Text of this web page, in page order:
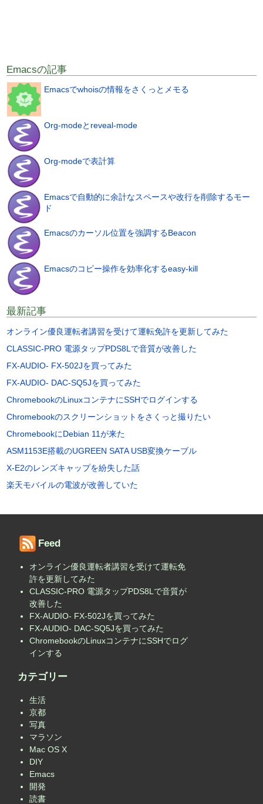
Emacsの記事
Emacsでwhoisの情報をさくっとメモる
Org-modeとreveal-mode
Org-modeで表計算
Emacsで自動的に余計なスペースや改行を削除するモー
ド
Emacsのカーソル位置を強調するBeacon
Emacsのコピー操作を効率化するeasy-kill
最新記事
オンライン優良運転者講習を受けて運転免許を更新してみた
CLASSIC-PRO 電源タップPDS8Lで音質が改善した
FX-AUDIO- FX-502Jを買ってみた
FX-AUDIO- DAC-SQ5Jを買ってみた
ChromebookのLinuxコンテナにSSHでログインする
Chromebookのスクリーンショットをさくっと撮りたい
ChromebookにDebian 11が来た
ASM1153E搭載のUGREEN SATA USB変換ケーブル
X-E2のレンズキャップを紛失した話
楽天モバイルの電波が改善していた
Feed
オンライン優良運転者講習を受けて運転免
許を更新してみた
CLASSIC-PRO 電源タップPDS8Lで音質が
改善した
FX-AUDIO- FX-502Jを買ってみた
FX-AUDIO- DAC-SQ5Jを買ってみた
ChromebookのLinuxコンテナにSSHでログ
インする
カテゴリー
生活
京都
写真
マラソン
Mac OS X
DIY
Emacs
開発
読書